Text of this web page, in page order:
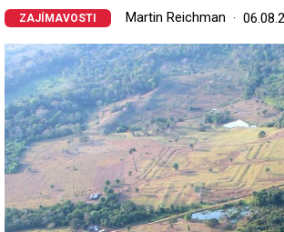
ZAJÍMAVOSTI Martin Reichman
Image